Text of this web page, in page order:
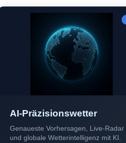
AI-Präzisionswetter
Genaueste Vorhersagen, Live-Radar
und globale Wetterintelligenz mit KI.